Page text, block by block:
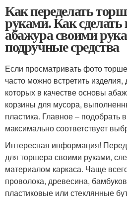
Как переделать
руками. Как сделать
абажура своими
подручные средства
Если просматривать фото
часто можно встретить изделия,
которых в качестве основы
корзины для мусора,
пластика. Главное – подобрать
максимально соответствует
Интересная информация! Перед
для торшера своими руками,
материалом каркаса. Чаще
проволока, древесина,
пластиковые или стеклянные